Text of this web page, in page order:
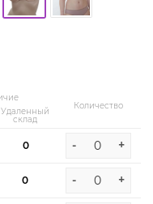
Удаленный
склад
Количество
0 - +
0 - +